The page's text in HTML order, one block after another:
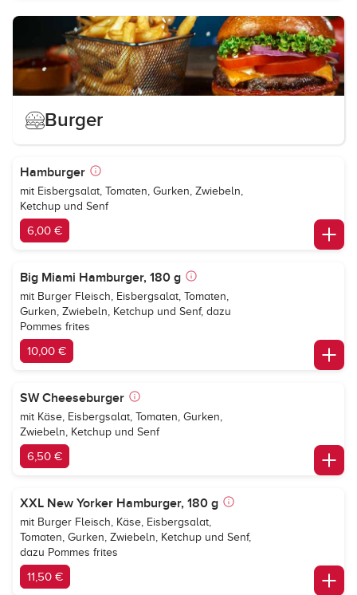
Burger
Hamburger
mit Eisbergsalat, Tomaten, Gurken, Zwiebeln,
Ketchup und Senf
6,00 €
Big Miami Hamburger, 180 g
mit Burger Fleisch, Eisbergsalat, Tomaten,
Gurken, Zwiebeln, Ketchup und Senf, dazu
Pommes frites
10,00 €
SW Cheeseburger
mit Käse, Eisbergsalat, Tomaten, Gurken,
Zwiebeln, Ketchup und Senf
6,50 €
XXL New Yorker Hamburger, 180 g
mit Burger Fleisch, Käse, Eisbergsalat,
Tomaten, Gurken, Zwiebeln, Ketchup und Senf,
dazu Pommes frites
11,50 €